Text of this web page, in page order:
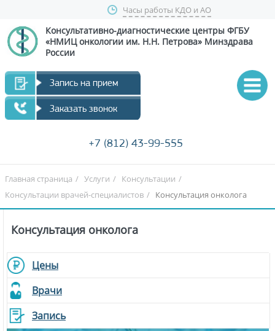
Часы работы КДО и АО
Консультативно-диагностические центры ФГБУ
«НМИЦ онкологии им. Н.Н. Петрова» Минздрава
России
Запись на прием
Заказать звонок
+7 (812) 43-99-555
Главная страница / Услуги / Консультации /
Консультации врачей-специалистов / Консультация онколога
Консультация онколога
Цены
Врачи
Запись